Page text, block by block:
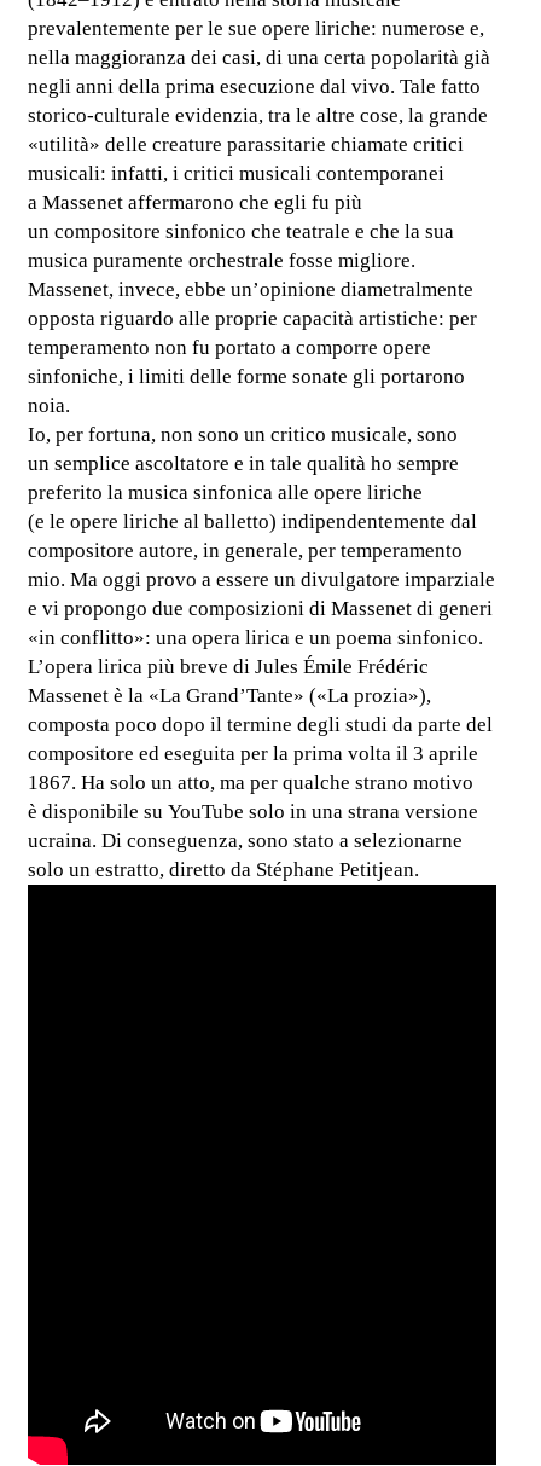
prevalentemente per le sue opere liriche: numerose e,
nella maggioranza dei casi, di una certa popolarità già
negli anni della prima esecuzione dal vivo. Tale fatto
storico-culturale evidenzia, tra le altre cose, la grande
«utilità» delle creature parassitarie chiamate critici
musicali: infatti, i critici musicali contemporanei
a Massenet affermarono che egli fu più
un compositore sinfonico che teatrale e che la sua
musica puramente orchestrale fosse migliore.
Massenet, invece, ebbe un’opinione diametralmente
opposta riguardo alle proprie capacità artistiche: per
temperamento non fu portato a comporre opere
sinfoniche, i limiti delle forme sonate gli portarono
noia.
Io, per fortuna, non sono un critico musicale, sono
un semplice ascoltatore e in tale qualità ho sempre
preferito la musica sinfonica alle opere liriche
(e le opere liriche al balletto) indipendentemente dal
compositore autore, in generale, per temperamento
mio. Ma oggi provo a essere un divulgatore imparziale
e vi propongo due composizioni di Massenet di generi
«in conflitto»: una opera lirica e un poema sinfonico.
L’opera lirica più breve di Jules Émile Frédéric
Massenet è la «La Grand’Tante» («La prozia»),
composta poco dopo il termine degli studi da parte del
compositore ed eseguita per la prima volta il 3 aprile
1867. Ha solo un atto, ma per qualche strano motivo
è disponibile su YouTube solo in una strana versione
ucraina. Di conseguenza, sono stato a selezionarne
solo un estratto, diretto da Stéphane Petitjean.